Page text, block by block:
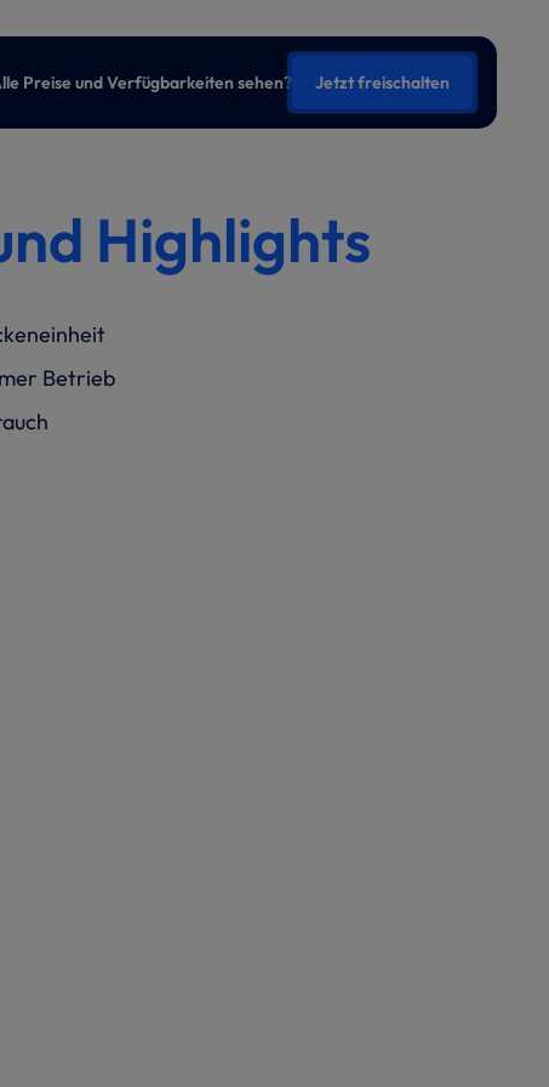
Preise und Verfügbarkeiten sehen? Jetzt freischalten
Highlights
Betrieb